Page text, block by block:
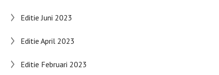
Editie Juni 2023
Editie April 2023
Editie Februari 2023